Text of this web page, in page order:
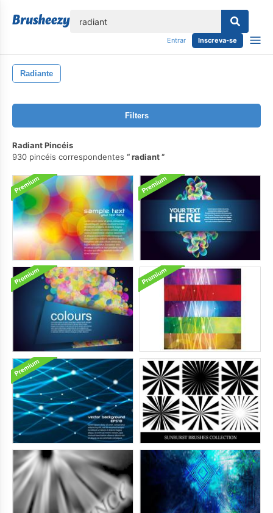
Entrar Inscreva-se
Radiante
Filters
Radiant Pincéis
930 pincéis correspondentes
radiant